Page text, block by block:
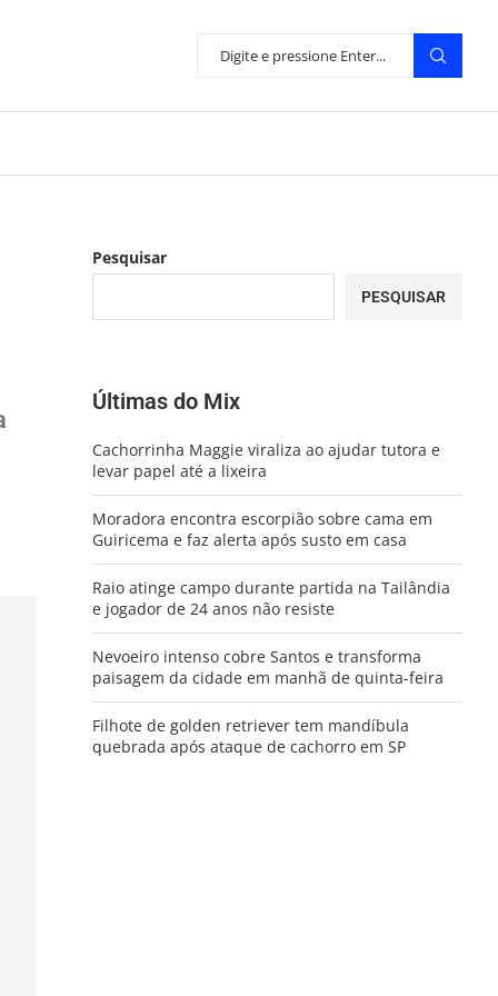
Pesquisar
PESQUISAR
Últimas do Mix
Cachorrinha Maggie viraliza ao ajudar tutora e
levar papel até a lixeira
Moradora encontra escorpião sobre cama em
Guiricema e faz alerta após susto em casa
Raio atinge campo durante partida na Tailândia
e jogador de 24 anos não resiste
Nevoeiro intenso cobre Santos e transforma
paisagem da cidade em manhã de quinta-feira
Filhote de golden retriever tem mandíbula
quebrada após ataque de cachorro em SP